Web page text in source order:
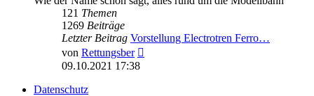
121 Themen
1269 Beiträge
Letzter Beitrag Vorstellung Electrotren Ferro…
von Rettungsber
09.10.2021 17:38
Datenschutz